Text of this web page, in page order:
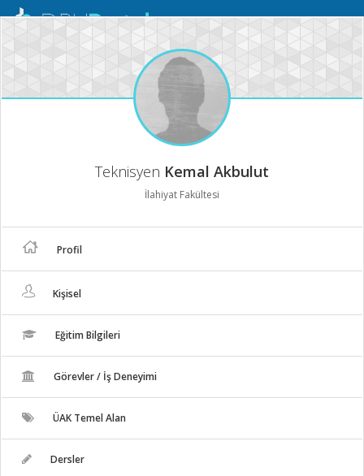
Mobil
Teknisyen Kemal Akbulut
İlahiyat Fakültesi
Profil
Kişisel
Eğitim Bilgileri
Görevler / İş Deneyimi
ÜAK Temel Alan
Dersler